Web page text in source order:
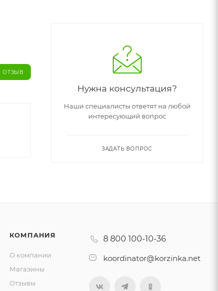
ОТЗЫВ
Нужна консультация?
Наши специалисты ответят на любой
интересующий вопрос
ЗАДАТЬ ВОПРОС
КОМПАНИЯ
О компании
Магазины
Отзывы
8 800 100-10-36
koordinator@korzinka.net